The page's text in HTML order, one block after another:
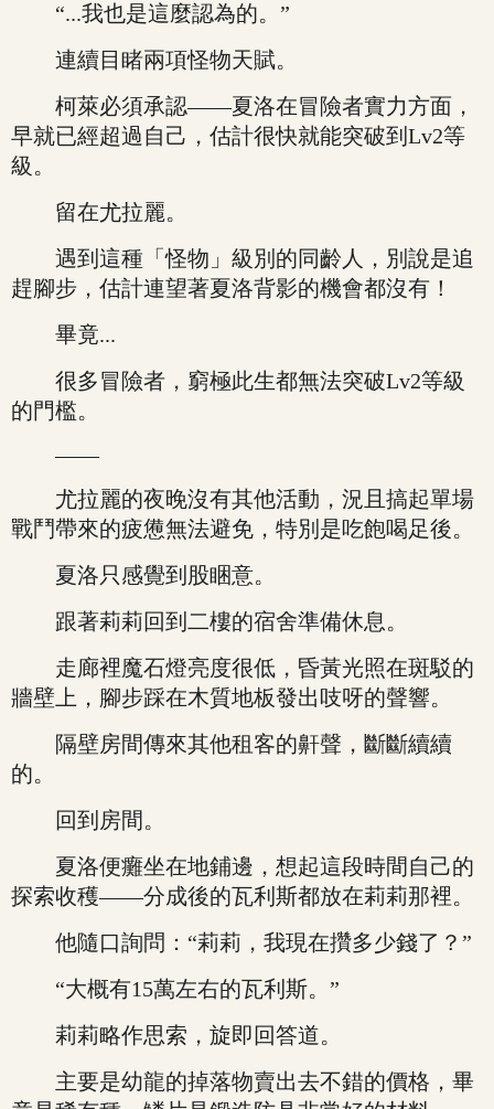
“...我也是這麼認為的。”
連續目睹兩項怪物天賦。
柯萊必須承認——夏洛在冒險者實力方面，
早就已經超過自己，估計很快就能突破到Lv2等
級。
留在尤拉麗。
遇到這種「怪物」級別的同齡人，別說是追
趕腳步，估計連望著夏洛背影的機會都沒有！
畢竟...
很多冒險者，窮極此生都無法突破Lv2等級
的門檻。
——
尤拉麗的夜晚沒有其他活動，況且搞起單場
戰鬥帶來的疲憊無法避免，特別是吃飽喝足後。
夏洛只感覺到股睏意。
跟著莉莉回到二樓的宿舍準備休息。
走廊裡魔石燈亮度很低，昏黃光照在斑駁的
牆壁上，腳步踩在木質地板發出吱呀的聲響。
隔壁房間傳來其他租客的鼾聲，斷斷續續
的。
回到房間。
夏洛便癱坐在地鋪邊，想起這段時間自己的
探索收穫——分成後的瓦利斯都放在莉莉那裡。
他隨口詢問：“莉莉，我現在攢多少錢了？”
“大概有15萬左右的瓦利斯。”
莉莉略作思索，旋即回答道。
主要是幼龍的掉落物賣出去不錯的價格，畢